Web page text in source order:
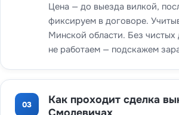
Цена — до выезда вилкой,
фиксируем в договоре.
Минской области. Без чистых
не работаем — подскажем
03
Как проходит сделка